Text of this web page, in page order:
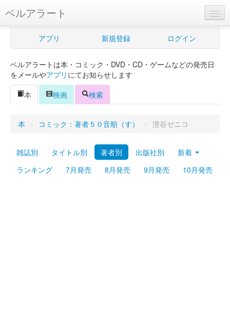
ベルアラート
ベルアラートとは
新規登録
ログイン
Myシェルフ
プレミアム
アプリ 新規登録 ログイン
ベルアラートは本・コミック・DVD・CD・ゲームなどの発売日
をメールやアプリ にてお知らせします
本
映画 検索
本 > コミック：著者５０音順（す） > 澄谷ゼニコ
雑誌別 タイトル別 著者別 出版社別
新着
ランキング
7月発売 8月発売 9月発売 10月発売